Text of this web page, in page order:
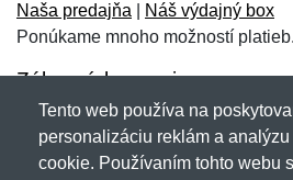
E-mail:
Správa*
Správa*
Naša predajňa
Náš výdajný box
Ponúkame mnoho možností platieb.
Zákaznícky servis
Novinky emailom
Tento web používa na
personalizáciu reklám a
cookie. Používaním tohto webu